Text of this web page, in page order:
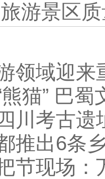
旅游景区
领域迎来
猫” 巴
川考古遗
推出6条
节现场：